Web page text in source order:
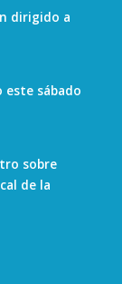
dirigido a
este sábado
sobre
de la